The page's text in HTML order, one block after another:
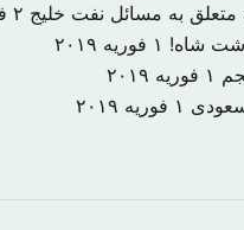
به مسائل نفت خلیج ۲ فوریه ۲۰۱۹
شاه! ۱ فوریه ۲۰۱۹
۱ فوریه ۲۰۱۹
۱ فوریه ۲۰۱۹